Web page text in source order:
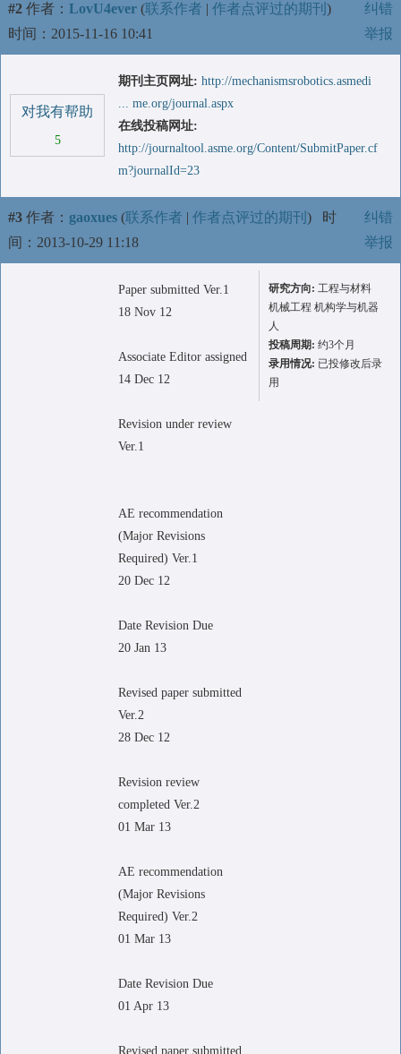
#2 作者： LovU4ever (联系作者 | 作者点评过的期刊 )
时间：2015-11-16 10:41
纠错
举报
对我有帮助
5
期刊主页网址: http://mechanismsrobotics.asmedi
... me.org/journal.aspx
在线投稿网址:
http://journaltool.asme.org/Content/SubmitPaper.cf
m?journalId=23
#3 作者： gaoxues (联系作者 | 作者点评过的期刊 ) 时
间：2013-10-29 11:18
纠错
举报
Paper submitted Ver.1
18 Nov 12
Associate Editor assigned
14 Dec 12
Revision under review
Ver.1
AE recommendation
(Major Revisions
Required) Ver.1
20 Dec 12
Date Revision Due
20 Jan 13
Revised paper submitted
Ver.2
28 Dec 12
Revision review
completed Ver.2
01 Mar 13
AE recommendation
(Major Revisions
Required) Ver.2
01 Mar 13
Date Revision Due
01 Apr 13
Revised paper submitted
研究方向: 工程与材料
机械工程 机构学与机器
人
投稿周期: 约3个月
录用情况: 已投修改后录
用